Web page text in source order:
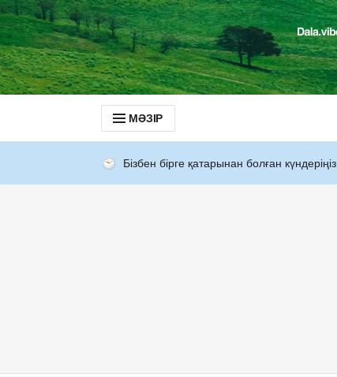
МӘЗІР
Бізбен бірге қатарынан болған күндеріңіз